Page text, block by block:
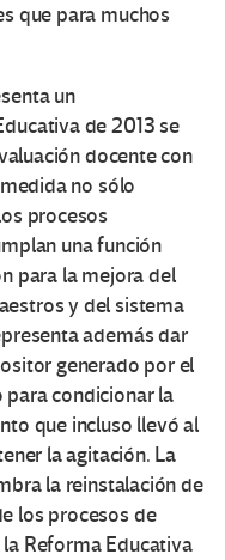
que para muchos
un
de 2013 se
docente con
no sólo
procesos
una función
para la mejora del
y del sistema
además dar
generado por el
condicionar la
que incluso llevó al
la agitación. La
la reinstalación de
los procesos de
Reforma Educativa